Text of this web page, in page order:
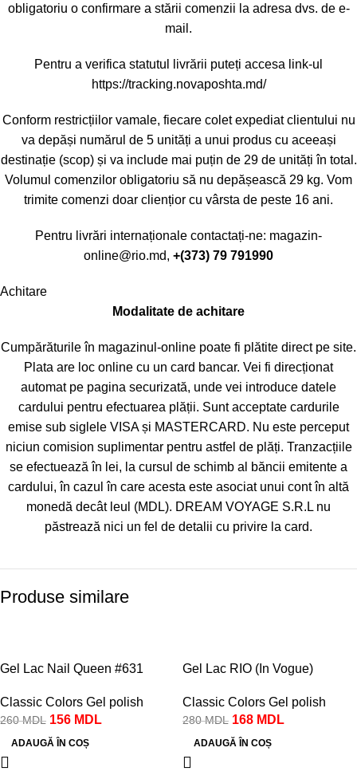
obligatoriu o confirmare a stării comenzii la adresa dvs. de e-
mail.
Pentru a verifica statutul livrării puteți accesa link-ul
https://tracking.novaposhta.md/
Conform restricțiilor vamale, fiecare colet expediat clientului nu
va depăși numărul de 5 unități a unui produs cu aceeași
destinație (scop) și va include mai puțin de 29 de unități în total.
Volumul comenzilor obligatoriu să nu depășească 29 kg. Vom
trimite comenzi doar cliențior cu vârsta de peste 16 ani.
Pentru livrări internaționale contactați-ne: magazin-
online@rio.md, +(373) 79 791990
Achitare
Modalitate de achitare
Cumpărăturile în magazinul-online poate fi plătite direct pe site.
Plata are loc online cu un card bancar. Vei fi direcționat
automat pe pagina securizată, unde vei introduce datele
cardului pentru efectuarea plății. Sunt acceptate cardurile
emise sub siglele VISA și MASTERCARD. Nu este perceput
niciun comision suplimentar pentru astfel de plăți. Tranzacțiile
se efectuează în lei, la cursul de schimb al băncii emitente a
cardului, în cazul în care acesta este asociat unui cont în altă
monedă decât leul (MDL). DREAM VOYAGE S.R.L nu
păstrează nici un fel de detalii cu privire la card.
Produse similare
Gel Lac Nail Queen #631
Classic Colors Gel polish
260MDL 156 MDL
ADAUGĂ ÎN COȘ
Gel Lac RIO (In Vogue)
Classic Colors Gel polish
280MDL 168 MDL
ADAUGĂ ÎN COȘ